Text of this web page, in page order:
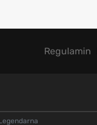
Regulamin